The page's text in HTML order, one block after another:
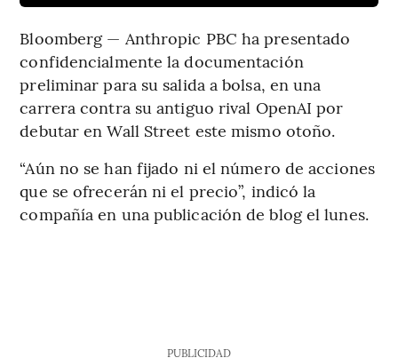
Bloomberg — Anthropic PBC ha presentado
confidencialmente la documentación
preliminar para su salida a bolsa, en una
carrera contra su antiguo rival OpenAI por
debutar en Wall Street este mismo otoño.
“Aún no se han fijado ni el número de acciones
que se ofrecerán ni el precio”, indicó la
compañía en una publicación de blog el lunes.
PUBLICIDAD